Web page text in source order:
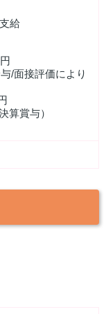
給
/面接評価により
算賞与）